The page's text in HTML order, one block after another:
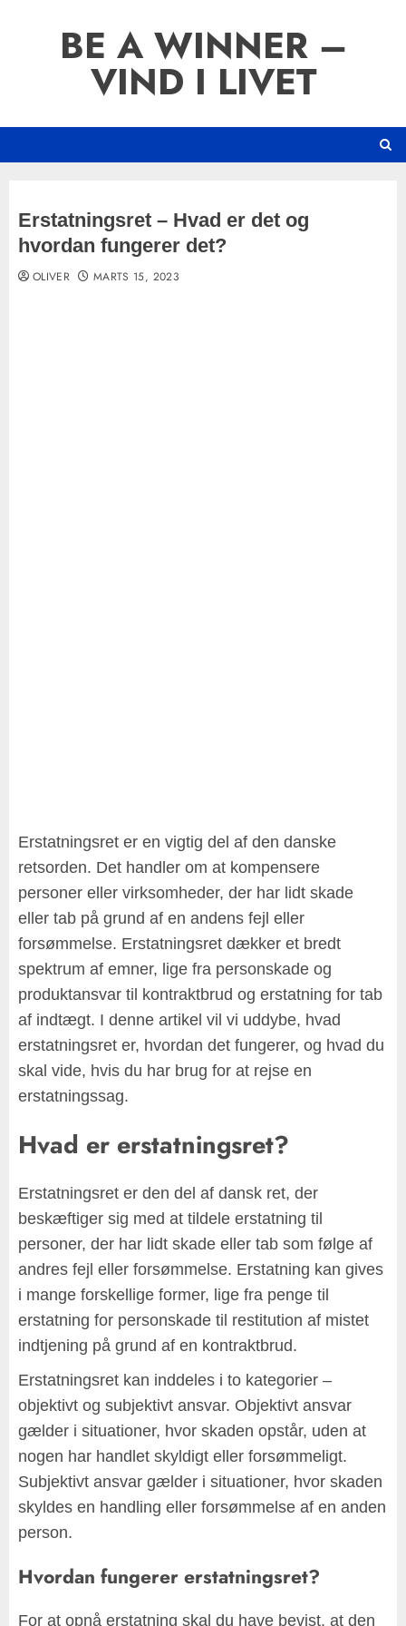
BE A WINNER –
VIND I LIVET
Erstatningsret – Hvad er det og
hvordan fungerer det?
OLIVER MARTS 15, 2023
Erstatningsret er en vigtig del af den danske
retsorden. Det handler om at kompensere
personer eller virksomheder, der har lidt skade
eller tab på grund af en andens fejl eller
forsømmelse. Erstatningsret dækker et bredt
spektrum af emner, lige fra personskade og
produktansvar til kontraktbrud og erstatning for tab
af indtægt. I denne artikel vil vi uddybe, hvad
erstatningsret er, hvordan det fungerer, og hvad du
skal vide, hvis du har brug for at rejse en
erstatningssag.
Hvad er erstatningsret?
Erstatningsret er den del af dansk ret, der
beskæftiger sig med at tildele erstatning til
personer, der har lidt skade eller tab som følge af
andres fejl eller forsømmelse. Erstatning kan gives
i mange forskellige former, lige fra penge til
erstatning for personskade til restitution af mistet
indtjening på grund af en kontraktbrud.
Erstatningsret kan inddeles i to kategorier –
objektivt og subjektivt ansvar. Objektivt ansvar
gælder i situationer, hvor skaden opstår, uden at
nogen har handlet skyldigt eller forsømmeligt.
Subjektivt ansvar gælder i situationer, hvor skaden
skyldes en handling eller forsømmelse af en anden
person.
Hvordan fungerer erstatningsret?
For at opnå erstatning skal du have bevist, at den